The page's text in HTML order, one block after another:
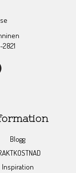
Blogg
Inspiration